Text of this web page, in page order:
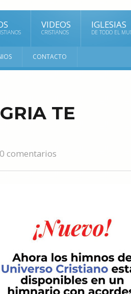
VIDEOS
CRISTIANOS
IGLESIAS
DE TODO EL
CONTACTO
TE
0 comentarios